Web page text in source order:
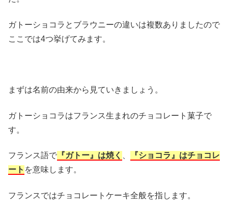
ガトーショコラとブラウニーの違いは複数ありましたので
ここでは4つ挙げてみます。
まずは名前の由来から見ていきましょう。
ガトーショコラはフランス生まれのチョコレート菓子で
す。
フランス語で 『ガトー』は焼く
『ショコラ』はチョコレ
ート を意味します。
フランスではチョコレートケーキ全般を指します。